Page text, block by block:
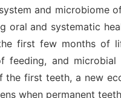
and microbiome
and systematic
first few months of
feeding, and
first teeth, a new
when permanent